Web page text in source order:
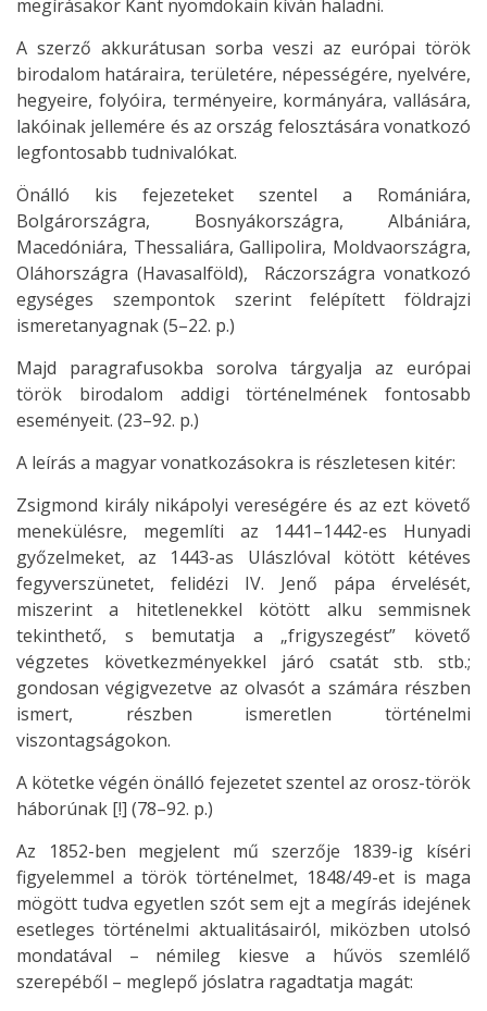
megírásakor Kant nyomdokain kíván haladni.
A szerző akkurátusan sorba veszi az európai török
birodalom határaira, területére, népességére, nyelvére,
hegyeire, folyóira, terményeire, kormányára, vallására,
lakóinak jellemére és az ország felosztására vonatkozó
legfontosabb tudnivalókat.
Önálló kis fejezeteket szentel a Romániára,
Bolgárországra, Bosnyákországra, Albániára,
Macedóniára, Thessaliára, Gallipolira, Moldvaországra,
Oláhországra (Havasalföld), Ráczországra vonatkozó
egységes szempontok szerint felépített földrajzi
ismeretanyagnak (5–22. p.)
Majd paragrafusokba sorolva tárgyalja az európai
török birodalom addigi történelmének fontosabb
eseményeit. (23–92. p.)
A leírás a magyar vonatkozásokra is részletesen kitér:
Zsigmond király nikápolyi vereségére és az ezt követő
menekülésre, megemlíti az 1441–1442-es Hunyadi
győzelmeket, az 1443-as Ulászlóval kötött kétéves
fegyverszünetet, felidézi IV. Jenő pápa érvelését,
miszerint a hitetlenekkel kötött alku semmisnek
tekinthető, s bemutatja a „frigyszegést” követő
végzetes következményekkel járó csatát stb. stb.;
gondosan végigvezetve az olvasót a számára részben
ismert, részben ismeretlen történelmi
viszontagságokon.
A kötetke végén önálló fejezetet szentel az orosz-török
háborúnak [!] (78–92. p.)
Az 1852-ben megjelent mű szerzője 1839-ig kíséri
figyelemmel a török történelmet, 1848/49-et is maga
mögött tudva egyetlen szót sem ejt a megírás idejének
esetleges történelmi aktualitásairól, miközben utolsó
mondatával – némileg kiesve a hűvös szemlélő
szerepéből – meglepő jóslatra ragadtatja magát: